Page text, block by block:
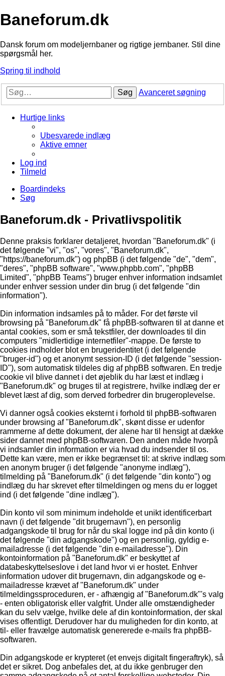
Baneforum.dk
Dansk forum om modeljernbaner og rigtige jernbaner. Stil dine
spørgsmål her.
Spring til indhold
Søg Avanceret søgning
Hurtige links
Ubesvarede indlæg
Aktive emner
Log ind
Tilmeld
Boardindeks
Søg
Baneforum.dk - Privatlivspolitik
Denne praksis forklarer detaljeret, hvordan "Baneforum.dk" (i
det følgende "vi", "os", "vores", "Baneforum.dk",
"https://baneforum.dk") og phpBB (i det følgende "de", "dem",
"deres", "phpBB software", "www.phpbb.com", "phpBB
Limited", "phpBB Teams") bruger enhver information indsamlet
under enhver session under din brug (i det følgende "din
information").
Din information indsamles på to måder. For det første vil
browsing på "Baneforum.dk" få phpBB-softwaren til at danne et
antal cookies, som er små tekstfiler, der downloades til din
computers "midlertidige internetfiler"-mappe. De første to
cookies indholder blot en brugeridentitet (i det følgende
"bruger-id") og et anonymt session-ID (i det følgende "session-
ID"), som automatisk tildeles dig af phpBB softwaren. En tredje
cookie vil blive dannet i det øjeblik du har læst et indlæg i
"Baneforum.dk" og bruges til at registrere, hvilke indlæg der er
blevet læst af dig, som derved forbedrer din brugeroplevelse.
Vi danner også cookies eksternt i forhold til phpBB-softwaren
under browsing af "Baneforum.dk", skønt disse er udenfor
rammerne af dette dokument, der alene har til hensigt at dække
sider dannet med phpBB-softwaren. Den anden måde hvorpå
vi indsamler din information er via hvad du indsender til os.
Dette kan være, men er ikke begrænset til: at skrive indlæg som
en anonym bruger (i det følgende "anonyme indlæg"),
tilmelding på "Baneforum.dk" (i det følgende "din konto") og
indlæg du har skrevet efter tilmeldingen og mens du er logget
ind (i det følgende "dine indlæg").
Din konto vil som minimum indeholde et unikt identificerbart
navn (i det følgende "dit brugernavn"), en personlig
adgangskode til brug for når du skal logge ind på din konto (i
det følgende "din adgangskode") og en personlig, gyldig e-
mailadresse (i det følgende "din e-mailadresse"). Din
kontoinformation på "Baneforum.dk" er beskyttet af
databeskyttelseslove i det land hvor vi er hostet. Enhver
information udover dit brugernavn, din adgangskode og e-
mailadresse krævet af "Baneforum.dk" under
tilmeldingssproceduren, er - afhængig af "Baneforum.dk"'s valg
- enten obligatorisk eller valgfrit. Under alle omstændigheder
kan du selv vælge, hvilke dele af din kontoinformation, der skal
vises offentligt. Derudover har du muligheden for din konto, at
til- eller fravælge automatisk genererede e-mails fra phpBB-
softwaren.
Din adgangskode er krypteret (et envejs digitalt fingeraftryk), så
det er sikret. Dog anbefales det, at du ikke genbruger den